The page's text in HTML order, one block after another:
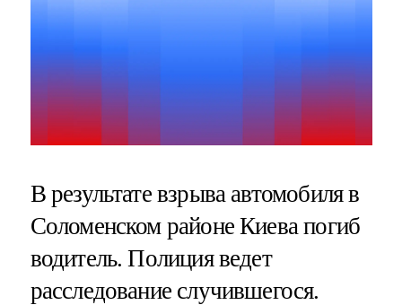
В результате взрыва автомобиля в
Соломенском районе Киева погиб
водитель. Полиция ведет
расследование случившегося.